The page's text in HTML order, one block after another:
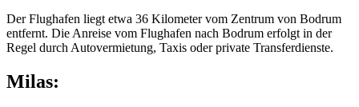
Der Flughafen liegt etwa 36 Kilometer vom Zentrum von Bodrum
entfernt. Die Anreise vom Flughafen nach Bodrum erfolgt in der
Regel durch Autovermietung, Taxis oder private Transferdienste.
Milas: